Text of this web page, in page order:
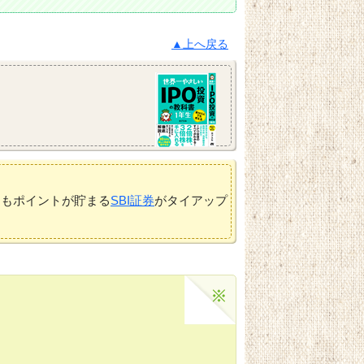
▲上へ戻る
ポイントが貯まるSBI証券がタイアップ